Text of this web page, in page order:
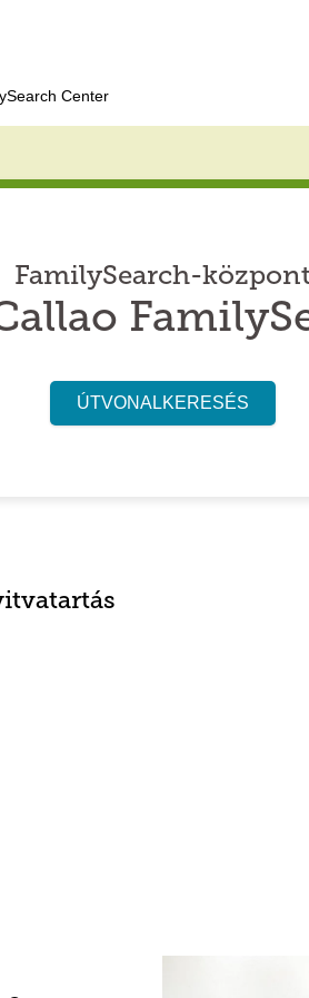
Center
FamilySearch-központ
ÚTVONALKERESÉS